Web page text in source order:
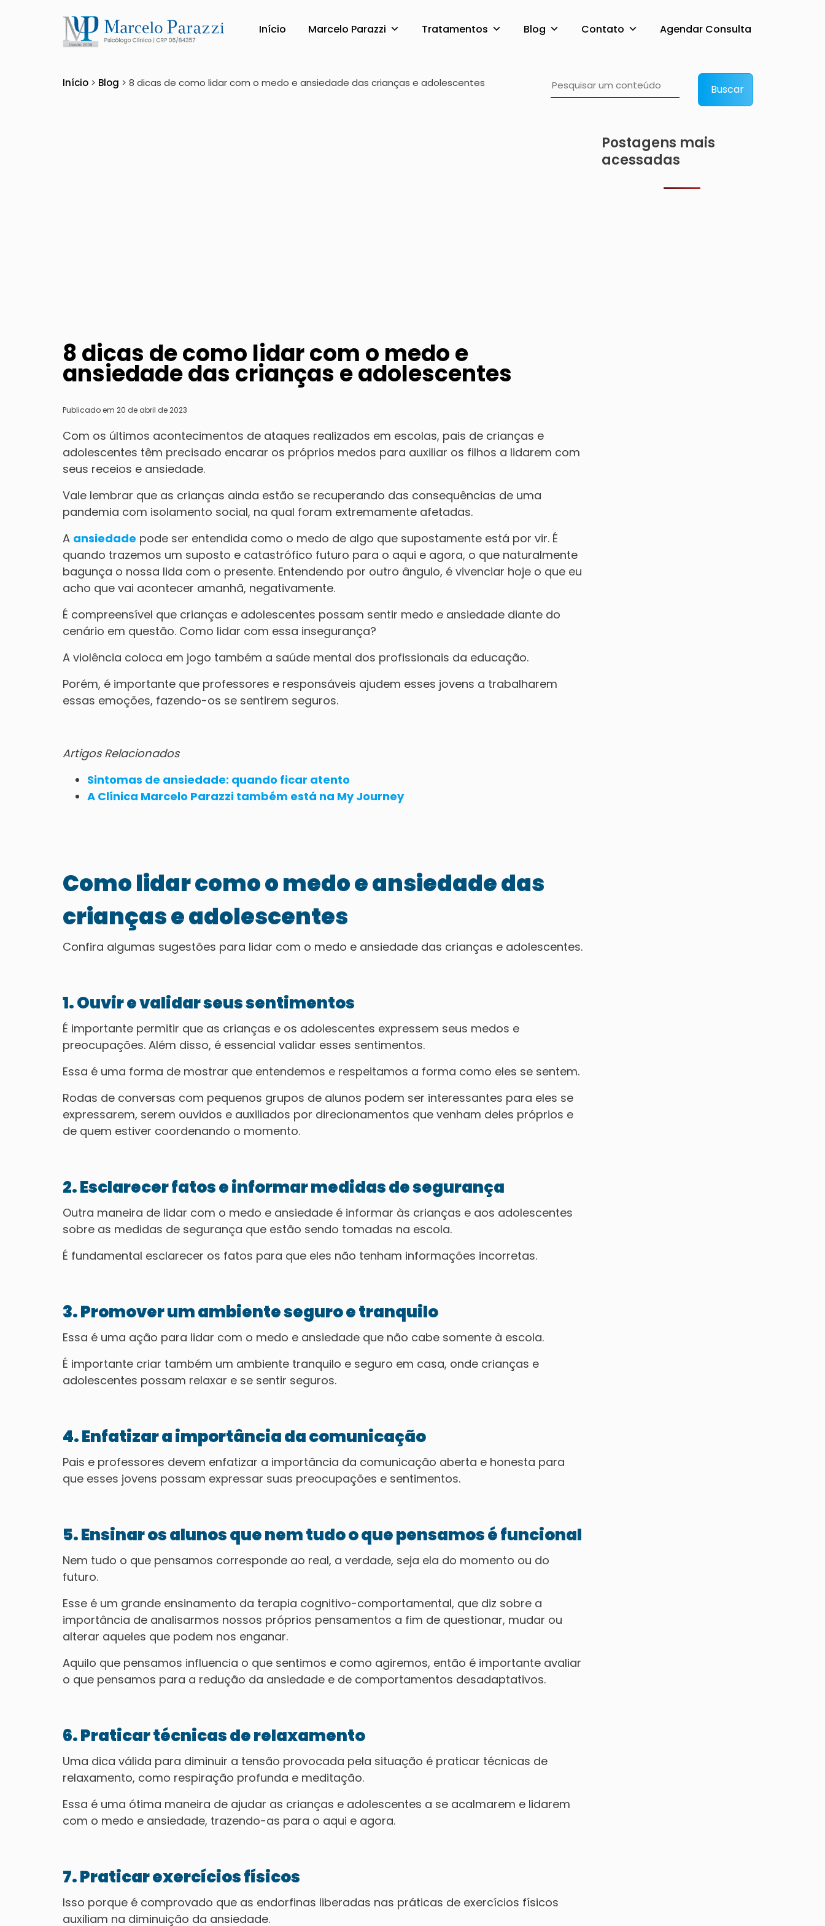
Início Marcelo Parazzi Tratamentos Blog Contato Agendar Consulta
8 dicas de como lidar com o medo e ansiedade das crianças e
Início > Blog > 8 dicas de como lidar com o medo e ansiedade das crianças e adolescentes Buscar
8 dicas de como lidar com o medo e
ansiedade das crianças e adolescentes
Publicado em 20 de abril de 2023
Com os últimos acontecimentos de ataques realizados em escolas, pais de crianças e
adolescentes têm precisado encarar os próprios medos para auxiliar os filhos a lidarem com
seus receios e ansiedade.
Vale lembrar que as crianças ainda estão se recuperando das consequências de uma
pandemia com isolamento social, na qual foram extremamente afetadas.
A ansiedade pode ser entendida como o medo de algo que supostamente está por vir. É
quando trazemos um suposto e catastrófico futuro para o aqui e agora, o que naturalmente
bagunça o nossa lida com o presente. Entendendo por outro ângulo, é vivenciar hoje o que eu
acho que vai acontecer amanhã, negativamente.
É compreensível que crianças e adolescentes possam sentir medo e ansiedade diante do
cenário em questão. Como lidar com essa insegurança?
A violência coloca em jogo também a saúde mental dos profissionais da educação.
Porém, é importante que professores e responsáveis ajudem esses jovens a trabalharem
essas emoções, fazendo-os se sentirem seguros.
Artigos Relacionados
Sintomas de ansiedade: quando ficar atento
A Clínica Marcelo Parazzi também está na My Journey
Como lidar como o medo e ansiedade das
crianças e adolescentes
Confira algumas sugestões para lidar com o medo e ansiedade das crianças e adolescentes.
1. Ouvir e validar seus sentimentos
É importante permitir que as crianças e os adolescentes expressem seus medos e
preocupações. Além disso, é essencial validar esses sentimentos.
Essa é uma forma de mostrar que entendemos e respeitamos a forma como eles se sentem.
Rodas de conversas com pequenos grupos de alunos podem ser interessantes para eles se
expressarem, serem ouvidos e auxiliados por direcionamentos que venham deles próprios e
de quem estiver coordenando o momento.
2. Esclarecer fatos e informar medidas de segurança
Outra maneira de lidar com o medo e ansiedade é informar às crianças e aos adolescentes
sobre as medidas de segurança que estão sendo tomadas na escola.
É fundamental esclarecer os fatos para que eles não tenham informações incorretas.
3. Promover um ambiente seguro e tranquilo
Essa é uma ação para lidar com o medo e ansiedade que não cabe somente à escola.
É importante criar também um ambiente tranquilo e seguro em casa, onde crianças e
adolescentes possam relaxar e se sentir seguros.
4. Enfatizar a importância da comunicação
Pais e professores devem enfatizar a importância da comunicação aberta e honesta para
que esses jovens possam expressar suas preocupações e sentimentos.
5. Ensinar os alunos que nem tudo o que pensamos é funcional
Nem tudo o que pensamos corresponde ao real, a verdade, seja ela do momento ou do
futuro.
Esse é um grande ensinamento da terapia cognitivo-comportamental, que diz sobre a
importância de analisarmos nossos próprios pensamentos a fim de questionar, mudar ou
alterar aqueles que podem nos enganar.
Aquilo que pensamos influencia o que sentimos e como agiremos, então é importante avaliar
o que pensamos para a redução da ansiedade e de comportamentos desadaptativos.
6. Praticar técnicas de relaxamento
Uma dica válida para diminuir a tensão provocada pela situação é praticar técnicas de
relaxamento, como respiração profunda e meditação.
Essa é uma ótima maneira de ajudar as crianças e adolescentes a se acalmarem e lidarem
com o medo e ansiedade, trazendo-as para o aqui e agora.
7. Praticar exercícios físicos
Isso porque é comprovado que as endorfinas liberadas nas práticas de exercícios físicos
auxiliam na diminuição da ansiedade.
Postagens mais
acessadas